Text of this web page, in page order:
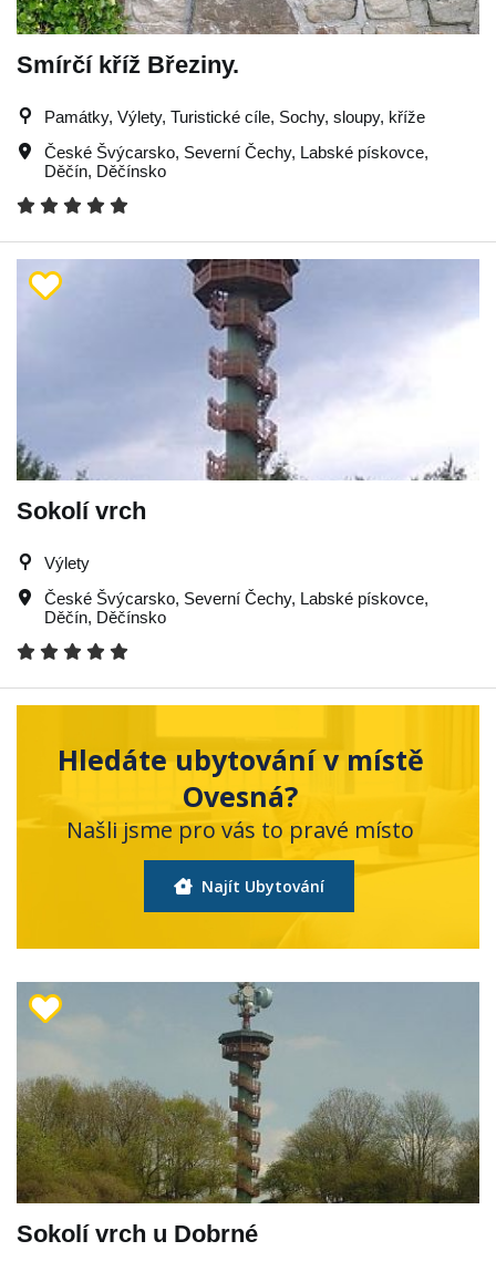
Smírčí kříž Březiny.
Památky, Výlety, Turistické cíle, Sochy, sloupy, kříže
České Švýcarsko, Severní Čechy, Labské pískovce,
Děčín, Děčínsko
Sokolí vrch
Výlety
České Švýcarsko, Severní Čechy, Labské pískovce,
Děčín, Děčínsko
Hledáte ubytování v místě
Ovesná?
Našli jsme pro vás to pravé místo
Najít Ubytování
Sokolí vrch u Dobrné